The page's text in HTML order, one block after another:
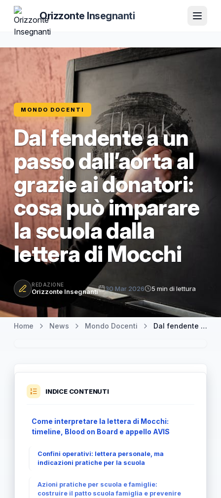
Orizzonte Insegnanti
MONDO DOCENTI
Dal fendente a un
passo dall’aorta al
grazie ai donatori:
cosa può imparare
la scuola dalla
lettera di Mocchi
REDAZIONE
Orizzonte Insegnanti 30 Mar 2026 5 min di lettura
Home News Mondo Docenti Dal fendente a un passo dall’aorta al grazie ai donatori: cosa può imparare la scuola dalla lettera di Mocchi
INDICE CONTENUTI
Come interpretare la lettera di Mocchi:
timeline, Blood on Board e appello AVIS
Confini operativi: lettera personale, ma
indicazioni pratiche per la scuola
Azioni pratiche per scuola e famiglie:
costruire il patto scuola famiglia e prevenire